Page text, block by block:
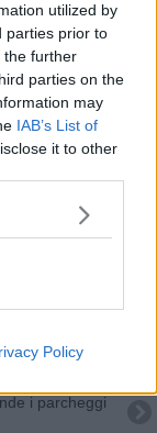
utilized by
parties prior to
the further
parties on the
may
IAB’s List of
it to other
Policy
una corsia
dei più alti
giganti verdi
i parcheggi